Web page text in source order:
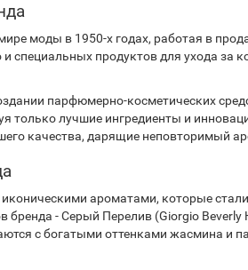
моды в 1950-х годах, работая в
специальных продуктов для ухода за
парфюмерно-косметических
только лучшие ингредиенты и
качества, дарящие неповторимый
иконическими ароматами, которые
- Серый Перелив (Giorgio Beverly
с богатыми оттенками жасмина и